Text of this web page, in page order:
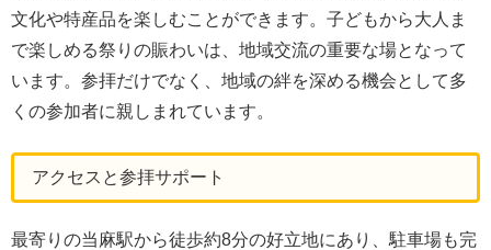
文化や特産品を楽しむことができます。子どもから大人ま
で楽しめる祭りの賑わいは、地域交流の重要な場となって
います。参拝だけでなく、地域の絆を深める機会として多
くの参加者に親しまれています。
アクセスと参拝サポート
最寄りの当麻駅から徒歩約8分の好立地にあり、駐車場も完